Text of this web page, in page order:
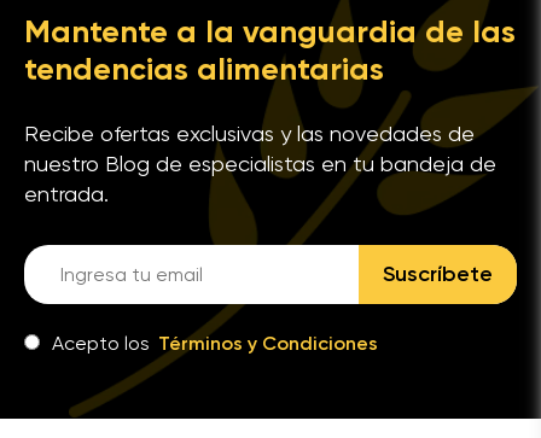
Mantente a la vanguardia de las
tendencias alimentarias
Recibe ofertas exclusivas y las novedades de
nuestro Blog de especialistas en tu bandeja de
entrada.
Suscríbete
Acepto los Términos y Condiciones